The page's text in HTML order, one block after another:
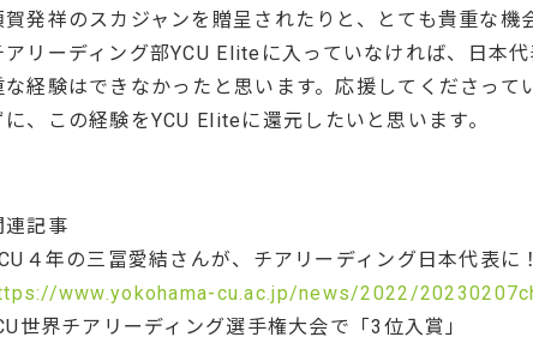
賀発祥のスカジャンを贈呈されたりと、とても貴重な機
アリーディング部YCU Eliteに入っていなければ、日本
な経験はできなかったと思います。応援してくださって
に、この経験をYCU Eliteに還元したいと思います。
連記事
４年の三冨愛結さんが、チアリーディング日本代表に！
www.yokohama-cu.ac.jp/news/2022/
世界チアリーディング選手権大会で「3位入賞」